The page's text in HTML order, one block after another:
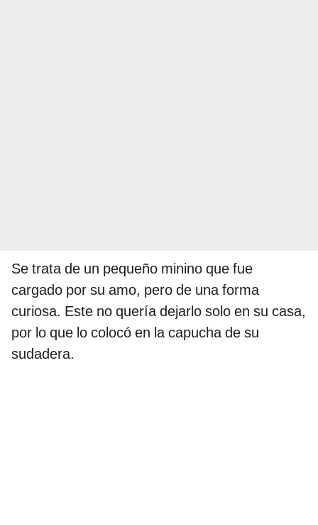
Se trata de un pequeño minino que fue
cargado por su amo, pero de una forma
curiosa. Este no quería dejarlo solo en su casa,
por lo que lo colocó en la capucha de su
sudadera.